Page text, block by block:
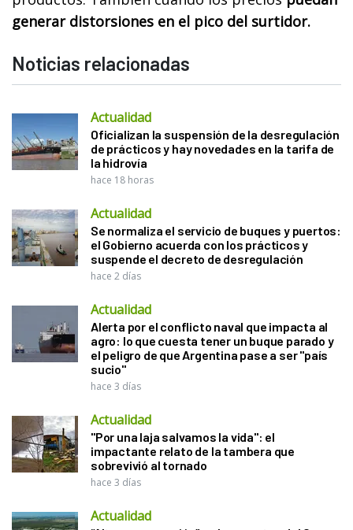
generar distorsiones en el pico del surtidor.
Noticias relacionadas
Actualidad
Oficializan la suspensión de la desregulación
de prácticos y hay novedades en la tarifa de
la hidrovía
hace 18 horas
Actualidad
Se normaliza el servicio de buques y puertos:
el Gobierno acuerda con los prácticos y
suspende el decreto de desregulación
hace 2 días
Actualidad
Alerta por el conflicto naval que impacta al
agro: lo que cuesta tener un buque parado y
el peligro de que Argentina pase a ser "país
sucio"
hace 3 días
Actualidad
"Por una laja salvamos la vida": el
impactante relato de la tambera que
sobrevivió al tornado
hace 3 días
Actualidad